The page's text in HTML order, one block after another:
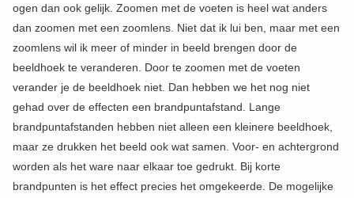
ogen dan ook gelijk. Zoomen met de voeten is heel wat anders
dan zoomen met een zoomlens. Niet dat ik lui ben, maar met een
zoomlens wil ik meer of minder in beeld brengen door de
beeldhoek te veranderen. Door te zoomen met de voeten
verander je de beeldhoek niet. Dan hebben we het nog niet
gehad over de effecten een brandpuntafstand. Lange
brandpuntafstanden hebben niet alleen een kleinere beeldhoek,
maar ze drukken het beeld ook wat samen. Voor- en achtergrond
worden als het ware naar elkaar toe gedrukt. Bij korte
brandpunten is het effect precies het omgekeerde. De mogelijke